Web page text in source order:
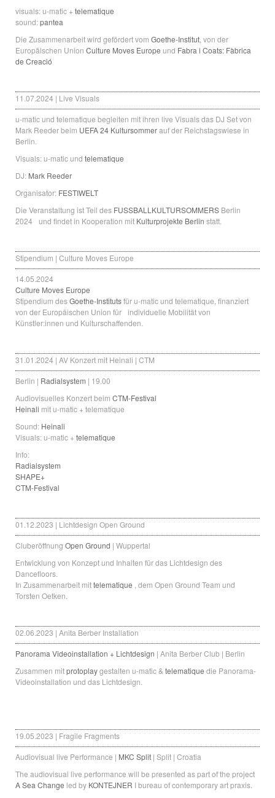
visuals: u-matic + telematique
sound:pantea
Die Zusammenarbeit wird gefördert vom Goethe-Institut , von der
Europäischen Union Culture Moves Europe und Fabra i Coats: Fàbrica
de Creació
11.07.2024 | Live Visuals
u-matic und telematique begleiten mit ihren live Visuals das DJ Set von
Mark Reeder beim UEFA 24 Kultursommerauf der Reichstagswiese in
Berlin.
Visuals: u-matic und telematique
DJ: Mark Reeder
Organisator: FESTIWELT
Die Veranstaltung ist Teil des FUSSBALLKULTURSOMMERS Berlin
2024 und findet in Kooperation mit Kulturprojekte Berlin statt.
Stipendium | Culture Moves Europe
14.05.2024
Culture Moves Europe
Stipendium desGoethe-Institutsfür u-matic und telematique, finanziert
von der Europäischen Union für individuelle Mobilität von
Künstler:innen und Kulturschaffenden.
31.01.2024 | AV Konzert mit Heinali | CTM
Berlin | Radialsystem | 19.00
Audiovisuelles Konzert beim CTM-Festival
Heinali mit u-matic + telematique
Sound: Heinali
Visuals: u-matic + telematique
Info:
Radialsystem
SHAPE+
CTM-Festival
01.12.2023 | Lichtdesign Open Ground
Cluberöffnung Open Ground | Wuppertal
Entwicklung von Konzept und Inhalten für das Lichtdesign des
Dancefloors.
In Zusammenarbeit mittelematique , dem Open Ground Team und
Torsten Oetken.
02.06.2023 | Anita Berber Installation
Panorama Videoinstallation + Lichtdesign | Anita Berber Club | Berlin
Zusammen mitprotoplaygestalten u-matic & telematique die Panorama-
Videoinstallation und das Lichtdesign.
19.05.2023 | Fragile Fragments
Audiovisual live Performance | MKC Split | Split | Croatia
The audiovisual live performance will be presented as part of the project
A Sea Change led by KONTEJNER I bureau of contemporary art praxis.